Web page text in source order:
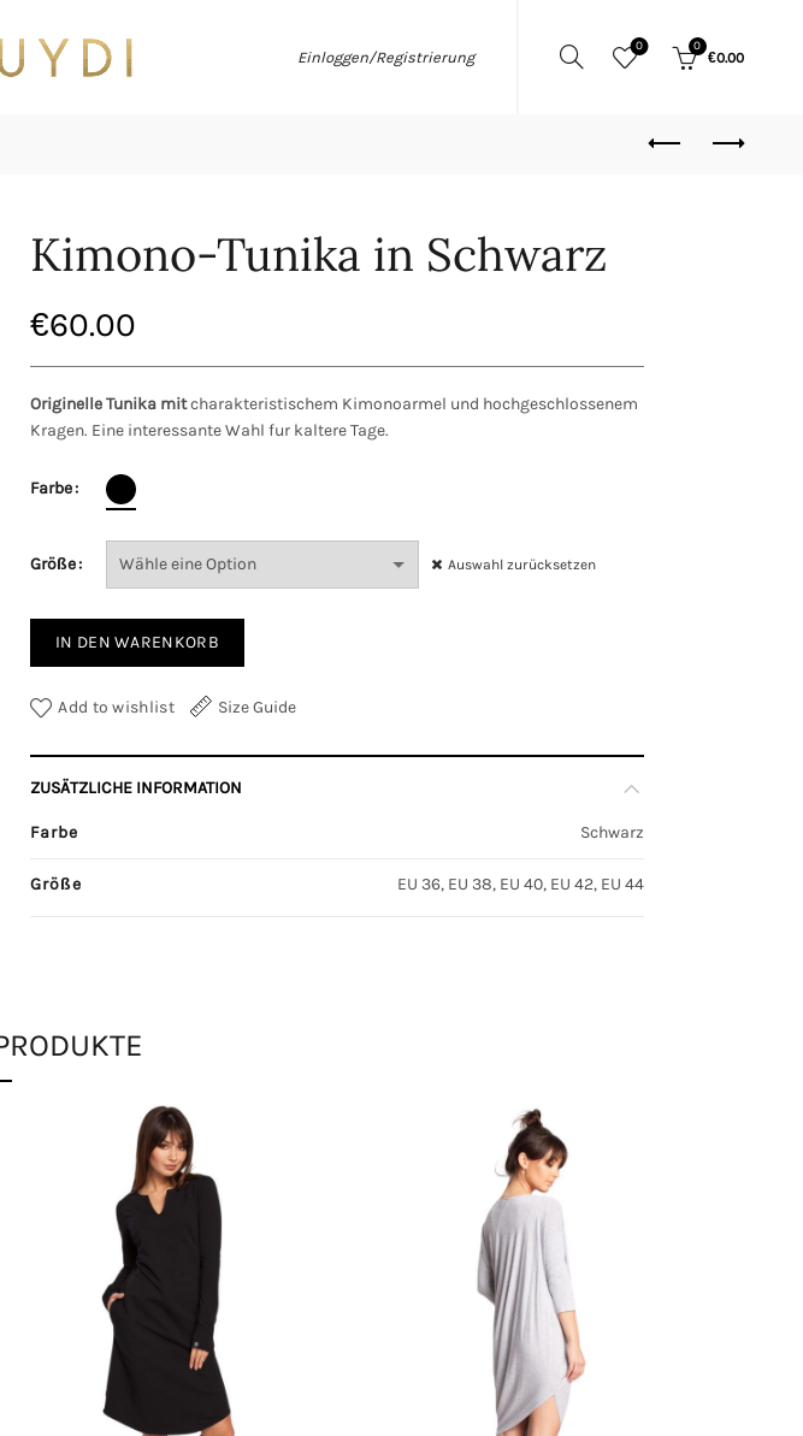
Einloggen/Registrierung
0 0
€0.00
Kimono-Tunika in Schwarz
€60.00
Originelle Tunika mitcharakteristischem Kimonoarmel und hochgeschlossenem
Kragen. Eine interessante Wahl fur kaltere Tage.
Farbe
Größe Auswahl zurücksetzen
IN DEN WARENKORB
Add to wishlist Size Guide
ZUSÄTZLICHE INFORMATION
Farbe Schwarz
Größe EU 36, EU 38, EU 40, EU 42, EU 44